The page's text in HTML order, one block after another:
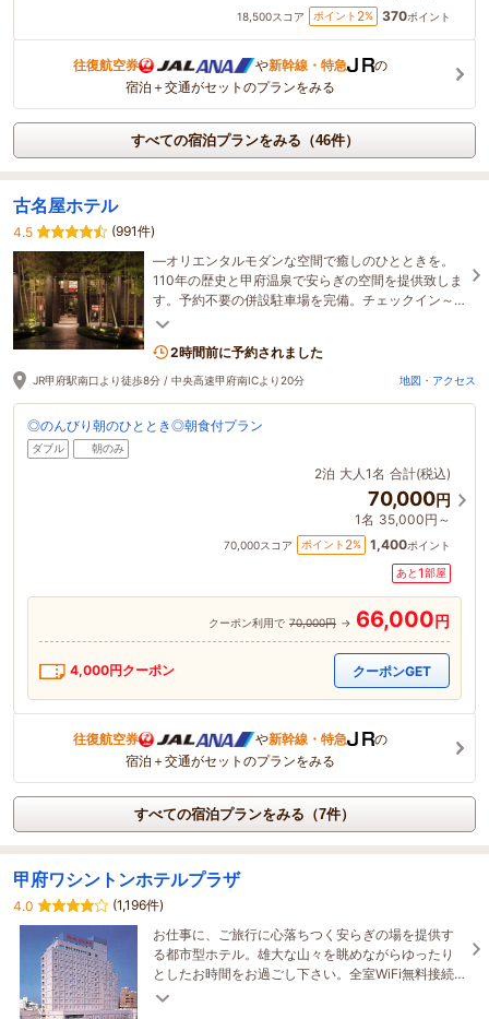
18,500スコア ポイント 2% 370ポイント
往復航空券 や新幹線・特急
の
宿泊＋交通がセットのプランをみる
すべての宿泊プランをみる（46件）
古名屋ホテル
4.5
(991件)
―オリエンタルモダンな空間で癒しのひとときを。
110年の歴史と甲府温泉で安らぎの空間を提供致しま
す。予約不要の併設駐車場を完備。チェックイン～
アウトまで駐車料金サービス。
2時間前に予約されました
JR甲府駅南口より徒歩8分 / 中央高速甲府南ICより20分 地図・アクセス
◎のんびり朝のひととき◎朝食付プラン
ダブル 朝のみ
2泊 大人1名 合計(税込)
70,000円
1名 35,000円～
70,000スコア ポイント 2% 1,400ポイント
あと1部屋
クーポン利用で 70,000円 → 66,000円
4,000円クーポン クーポンGET
往復航空券 や新幹線・特急
の
宿泊＋交通がセットのプランをみる
すべての宿泊プランをみる（7件）
甲府ワシントンホテルプラザ
4.0
(1,196件)
お仕事に、ご旅行に心落ちつく安らぎの場を提供す
る都市型ホテル。雄大な山々を眺めながらゆったり
としたお時間をお過ごし下さい。全室WiFi無料接続
＆加湿空気清浄機＆枕元にUSBコンセント完備。